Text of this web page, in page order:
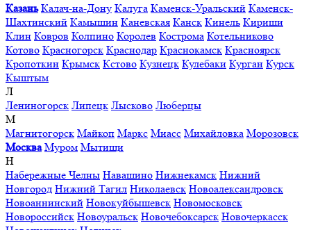
Казань Калач-на-Дону Калуга Каменск-Уральский Каменск-
Шахтинский Камышин Каневская Канск Кинель Кириши
Клин Ковров Колпино Королев Кострома Котельниково
Котово Красногорск Краснодар Краснокамск Красноярск
Кропоткин Крымск Кстово Кузнецк Кулебаки Курган Курск
Кыштым
Л
Лениногорск Липецк Лысково Люберцы
М
Магнитогорск Майкоп Маркс Миасс Михайловка Морозовск
Москва Муром Мытищи
Н
Набережные Челны Навашино Нижнекамск Нижний
Новгород Нижний Тагил Николаевск Новоалександровск
Новоаннинский Новокуйбышевск Новомосковск
Новороссийск Новоуральск Новочебоксарск Новочеркасск